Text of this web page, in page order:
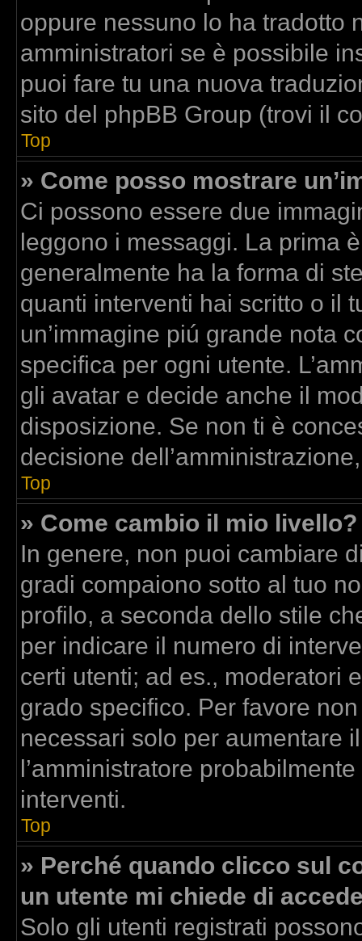
oppure nessuno lo ha tradotto
amministratori se è possibile
puoi fare tu una nuova
sito del phpBB Group (trovi il
Top
» Come posso mostrare
Ci possono essere due
leggono i messaggi. La prima
generalmente ha la forma di
quanti interventi hai scritto o il
un’immagine piú grande nota
specifica per ogni utente.
gli avatar e decide anche il
disposizione. Se non ti è
decisione
Top
» Come cambio il mio livello?
In genere, non puoi cambiare
gradi compaiono sotto al tuo
profilo, a seconda dello stile
per indicare il numero di
certi utenti; ad es., moderatori
grado specifico. Per favore
necessari solo per aumentare
l’amministratore
interventi.
Top
» Perché quando clicco sul
un utente mi chiede di
Solo gli utenti registrati